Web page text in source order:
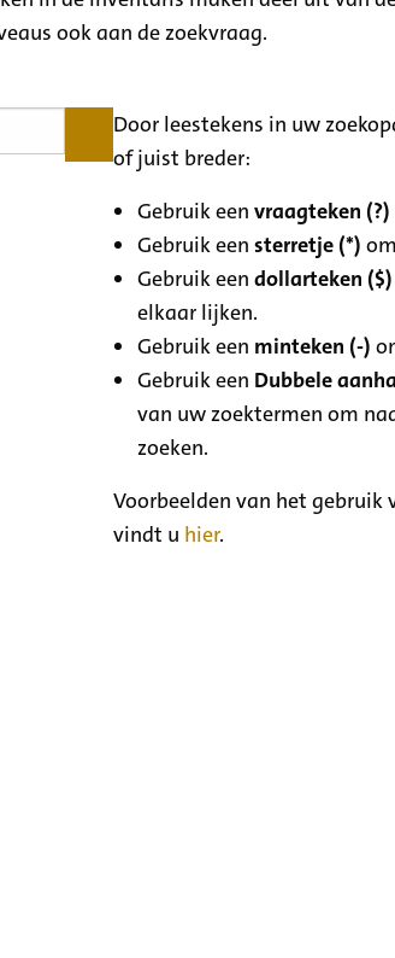
ook aan de zoekvraag.
Door leestekens in uw
of juist breder:
Gebruik eenvraagteken (?)
Gebruik eensterretje (*)
Gebruik eendollarteken ($)
elkaar lijken.
Gebruik een minteken (-)
Gebruik een Dubbele
van uw zoektermen om
zoeken.
Voorbeelden van het gebruik
vindt u hier.